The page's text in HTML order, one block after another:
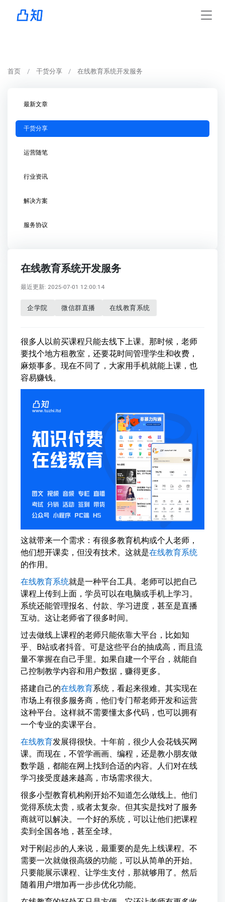
首页 干货分享 在线教育系统开发服务
最新文章
干货分享
运营随笔
行业资讯
解决方案
服务协议
在线教育系统开发服务
最近更新: 2025-07-01 12:00:14
企学院 微信群直播 在线教育系统
很多人以前买课程只能去线下上课。那时候，老师
要找个地方租教室，还要花时间管理学生和收费，
麻烦事多。现在不同了，大家用手机就能上课，也
容易赚钱。
这就带来一个需求：有很多教育机构或个人老师，
他们想开课卖，但没有技术。这就是在线教育系统
的作用。
在线教育系统就是一种平台工具。老师可以把自己
课程上传到上面，学员可以在电脑或手机上学习。
系统还能管理报名、付款、学习进度，甚至是直播
互动。这让老师省了很多时间。
过去做线上课程的老师只能依靠大平台，比如知
乎、B站或者抖音。可是这些平台的抽成高，而且流
量不掌握在自己手里。如果自建一个平台，就能自
己控制教学内容和用户数据，赚得更多。
搭建自己的在线教育系统，看起来很难。其实现在
市场上有很多服务商，他们专门帮老师开发和运营
这种平台。这样就不需要懂太多代码，也可以拥有
一个专业的卖课平台。
在线教育发展得很快。十年前，很少人会花钱买网
课。而现在，不管学画画、编程，还是教小朋友做
数学题，都能在网上找到合适的内容。人们对在线
学习接受度越来越高，市场需求很大。
很多小型教育机构刚开始不知道怎么做线上。他们
觉得系统太贵，或者太复杂。但其实是找对了服务
商就可以解决。一个好的系统，可以让他们把课程
卖到全国各地，甚至全球。
对于刚起步的人来说，最重要的是先上线课程。不
需要一次就做很高级的功能，可以从简单的开始。
只要能展示课程、让学生支付，那就够用了。然后
随着用户增加再一步步优化功能。